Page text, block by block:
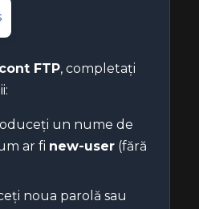
FTP, completați
un nume de
ar fi new-user (fără
noua parolă sau